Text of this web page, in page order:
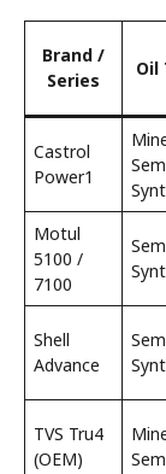
Brand /
Series
Oil
Castrol
Power1
Motul
5100 /
7100
Shell
Advance
TVS Tru4
(OEM)